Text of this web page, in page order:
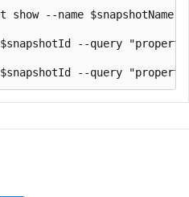
show --name
--query